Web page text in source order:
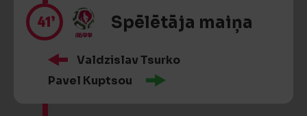
41’ Spēlētāja maiņa
Valdzislav Tsurko
Pavel Kuptsou